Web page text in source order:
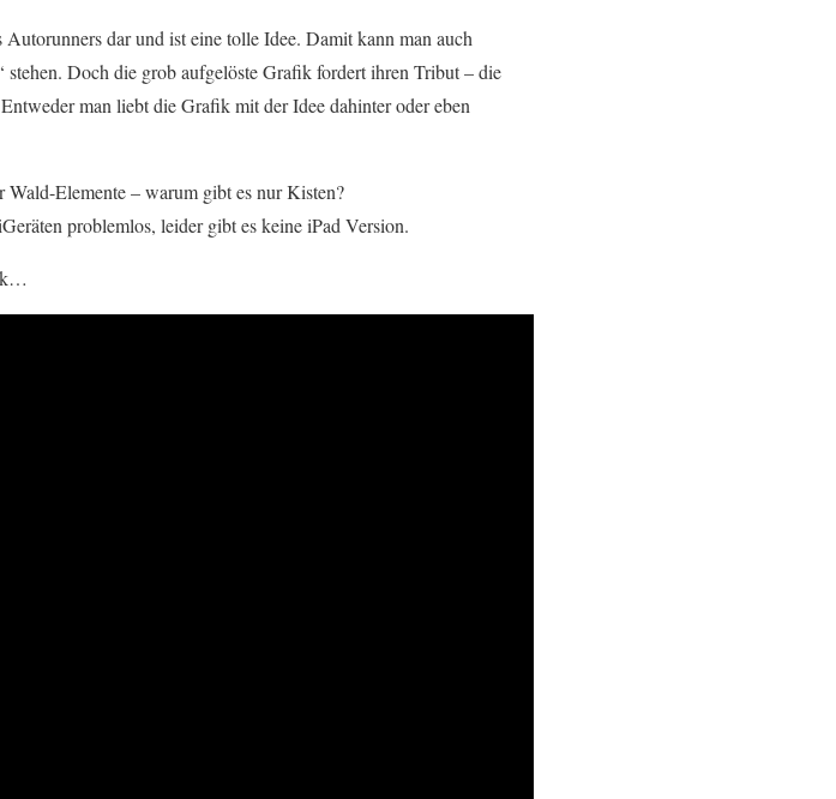
dar und ist eine tolle Idee. Damit kann man auch
Doch die grob aufgelöste Grafik fordert ihren Tribut – die
man liebt die Grafik mit der Idee dahinter oder eben
Elemente – warum gibt es nur Kisten?
problemlos, leider gibt es keine iPad Version.